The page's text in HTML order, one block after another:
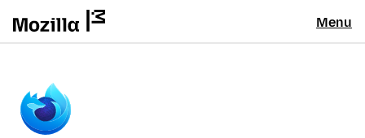
Menu